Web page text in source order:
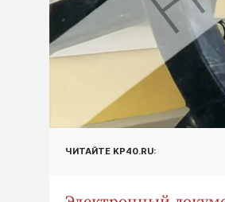
ЧИТАЙТЕ KP40.RU: